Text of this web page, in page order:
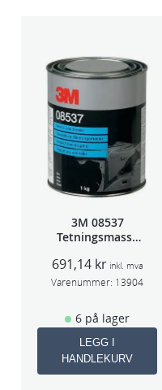
3M 08537
Tetningsmasse
691,14 kr inkl. mva
Varenummer: 13904
6 på lager
LEGG I
HANDLEKURV